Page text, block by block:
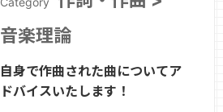
音楽理論
自身で作曲された曲についてア
ドバイスいたします！